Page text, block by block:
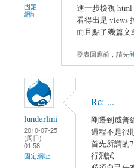
固定
網址
進一步檢視 html
看得出是 views
而且點了幾篇文
發表回應前，請先
lunderlini
2010-07-25
(周日)
01:58
固定網址
Re: ...
剛遷到威普
過程不是很
首先所謂的
行測試